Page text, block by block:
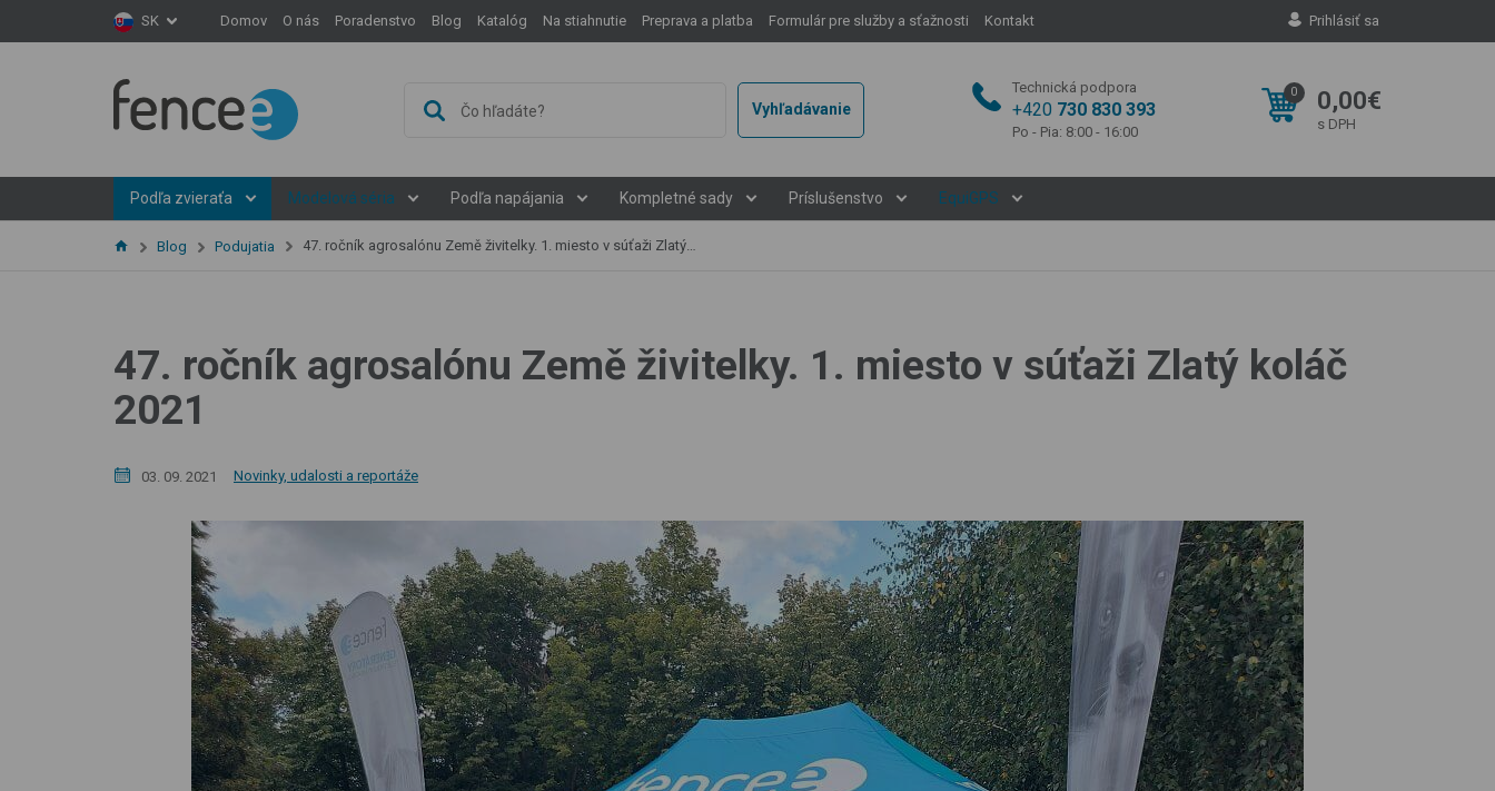
SK Domov O nás Poradenstvo Blog Katalóg Na stiahnutie Preprava a platba Formulár pre služby a sťažnosti Kontakt Prihlásiť sa
Vyhľadávanie
Technická podpora
+420 730 830 393
Po - Pia: 8:00 - 16:00
0 0,00€
s DPH
Podľa zvieraťa Modelová séria Podľa napájania Kompletné sady Príslušenstvo EquiGPS
Blog Podujatia 47. ročník agrosalónu Země živitelky. 1. miesto v súťaži Zlatý koláč 2021
47. ročník agrosalónu Země živitelky. 1. miesto v súťaži Zlatý koláč
2021
03. 09. 2021 Novinky, udalosti a reportáže